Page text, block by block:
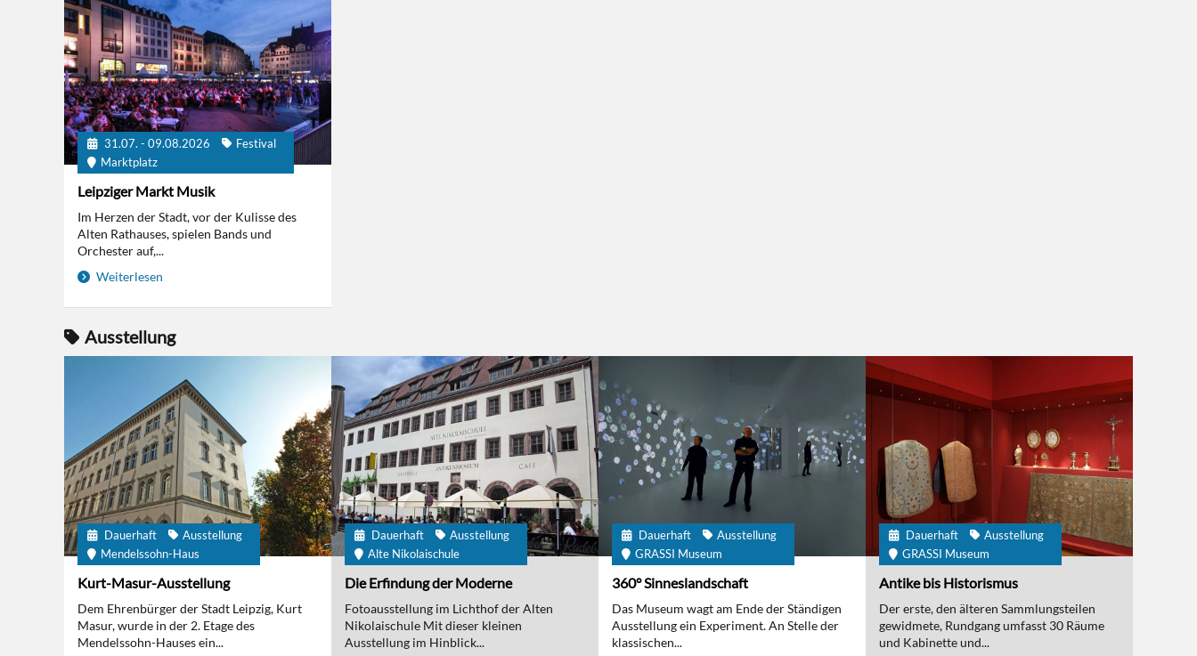
31.07. - 09.08.2026
Festival
Marktplatz
Leipziger Markt Musik
Im Herzen der Stadt, vor der Kulisse des
Alten Rathauses, spielen Bands und
Orchester auf,...
Weiterlesen
Ausstellung
Dauerhaft
Ausstellung
Mendelssohn-Haus
Kurt-Masur-Ausstellung
Dem Ehrenbürger der Stadt Leipzig, Kurt
Masur, wurde in der 2. Etage des
Mendelssohn-Hauses ein...
Dauerhaft
Ausstellung
Alte Nikolaischule
Die Erfindung der Moderne
Fotoausstellung im Lichthof der Alten
Nikolaischule Mit dieser kleinen
Ausstellung im Hinblick...
Dauerhaft
Ausstellung
GRASSI Museum
360° Sinneslandschaft
Das Museum wagt am Ende der Ständigen
Ausstellung ein Experiment. An Stelle der
klassischen...
Dauerhaft
Ausstellung
GRASSI Museum
Antike bis Historismus
Der erste, den älteren Sammlungsteilen
gewidmete, Rundgang umfasst 30 Räume
und Kabinette und...